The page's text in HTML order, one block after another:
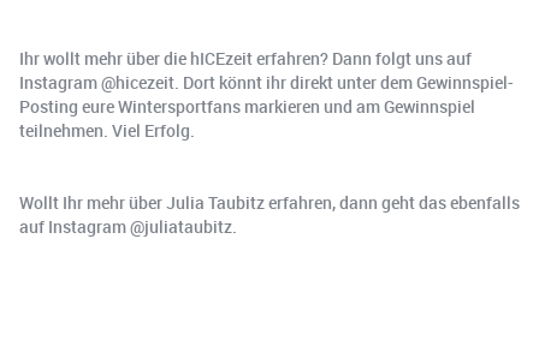
Ihr wollt mehr über die hICEzeit erfahren? Dann folgt uns auf
Instagram @hicezeit. Dort könnt ihr direkt unter dem Gewinnspiel-
Posting eure Wintersportfans markieren und am Gewinnspiel
teilnehmen. Viel Erfolg.
Wollt Ihr mehr über Julia Taubitz erfahren, dann geht das ebenfalls
auf Instagram @juliataubitz.